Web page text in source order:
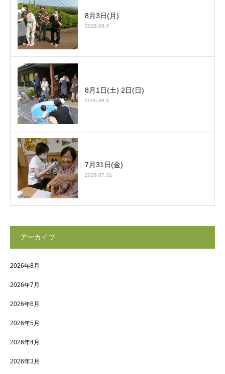
8月3日(月)
2026.08.4
8月1日(土) 2日(日)
2026.08.3
7月31日(金)
2026.07.31
アーカイブ
2026年8月
2026年7月
2026年6月
2026年5月
2026年4月
2026年3月